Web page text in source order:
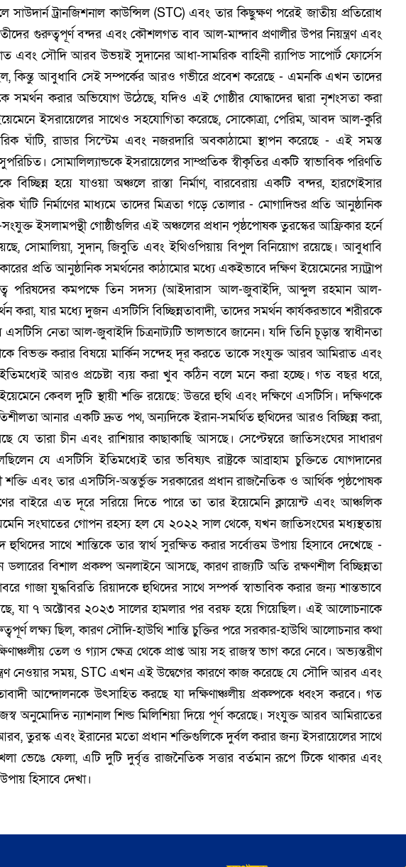
সাউদার্ন ট্রানজিশনাল কাউন্সিল (STC) এবং তার কিছুক্ষণ পরেই জাতীয় প্রতিরোধ
গুরুত্বপূর্ণ বন্দর এবং কৌশলগত বাব আল-মান্দাব প্রণালীর উপর নিয়ন্ত্রণ এবং
এবং সৌদি আরব উভয়ই সুদানের আধা-সামরিক বাহিনী র‍্যাপিড সাপোর্ট ফোর্সেস
কিন্তু আবুধাবি সেই সম্পর্কের আরও গভীরে প্রবেশ করেছে - এমনকি এখন তাদের
সমর্থন করার অভিযোগ উঠেছে, যদিও এই গোষ্ঠীর যোদ্ধাদের দ্বারা নৃশংসতা করা
ইসরায়েলের সাথেও সহযোগিতা করেছে, সোকোত্রা, পেরিম, আবদ আল-কুরি
ঘাঁটি, রাডার সিস্টেম এবং নজরদারি অবকাঠামো স্থাপন করেছে - এই সমস্ত
সোমালিল্যান্ডকে ইসরায়েলের সাম্প্রতিক স্বীকৃতির একটি স্বাভাবিক পরিণতি
হয়ে যাওয়া অঞ্চলে রাস্তা নির্মাণ, বারবেরায় একটি বন্দর, হারগেইসার
ঘাঁটি নির্মাণের মাধ্যমে তাদের মিত্রতা গড়ে তোলার - মোগাদিশুর প্রতি আনুষ্ঠানিক
সংযুক্ত ইসলামপন্থী গোষ্ঠীগুলির এই অঞ্চলের প্রধান পৃষ্ঠপোষক তুরস্কের আফ্রিকার হর্নে
সোমালিয়া, সুদান, জিবুতি এবং ইথিওপিয়ায় বিপুল বিনিয়োগ রয়েছে। আবুধাবি
প্রতি আনুষ্ঠানিক সমর্থনের কাঠামোর মধ্যে একইভাবে দক্ষিণ ইয়েমেনের স্যাট্রাপ
পরিষদের কমপক্ষে তিন সদস্য (আইদারাস আল-জুবাইদি, আব্দুল রহমান আল-
করা, যার মধ্যে দুজন এসটিসি বিচ্ছিন্নতাবাদী, তাদের সমর্থন কার্যকরভাবে শরীরকে
নেতা আল-জুবাইদি চিত্রনাট্যটি ভালভাবে জানেন। যদি তিনি চূড়ান্ত স্বাধীনতা
বিভক্ত করার বিষয়ে মার্কিন সন্দেহ দূর করতে তাকে সংযুক্ত আরব আমিরাত এবং
আরও প্রচেষ্টা ব্যয় করা খুব কঠিন বলে মনে করা হচ্ছে। গত বছর ধরে,
কেবল দুটি স্থায়ী শক্তি রয়েছে: উত্তরে হুথি এবং দক্ষিণে এসটিসি। দক্ষিণকে
আনার একটি দ্রুত পথ, অন্যদিকে ইরান-সমর্থিত হুথিদের আরও বিচ্ছিন্ন করা,
যে তারা চীন এবং রাশিয়ার কাছাকাছি আসছে। সেপ্টেম্বরে জাতিসংঘের সাধারণ
যে এসটিসি ইতিমধ্যেই তার ভবিষ্যৎ রাষ্ট্রকে আব্রাহাম চুক্তিতে যোগদানের
শক্তি এবং তার এসটিসি-অন্তর্ভুক্ত সরকারের প্রধান রাজনৈতিক ও আর্থিক পৃষ্ঠপোষক
বাইরে এত দূরে সরিয়ে দিতে পারে তা তার ইয়েমেনি ক্লায়েন্ট এবং আঞ্চলিক
সংঘাতের গোপন রহস্য হল যে ২০২২ সাল থেকে, যখন জাতিসংঘের মধ্যস্থতায়
সাথে শান্তিকে তার স্বার্থ সুরক্ষিত করার সর্বোত্তম উপায় হিসাবে দেখেছে -
ডলারের বিশাল প্রকল্প অনলাইনে আসছে, কারণ রাজ্যটি অতি রক্ষণশীল বিচ্ছিন্নতা
গাজা যুদ্ধবিরতি রিয়াদকে হুথিদের সাথে সম্পর্ক স্বাভাবিক করার জন্য শান্তভাবে
যা ৭ অক্টোবর ২০২৩ সালের হামলার পর বরফ হয়ে গিয়েছিল। এই আলোচনাকে
লক্ষ্য ছিল, কারণ সৌদি-হাউথি শান্তি চুক্তির পরে সরকার-হাউথি আলোচনার কথা
তেল ও গ্যাস ক্ষেত্র থেকে প্রাপ্ত আয় সহ রাজস্ব ভাগ করে নেবে। অভ্যন্তরীণ
নেওয়ার সময়, STC এখন এই উদ্বেগের কারণে কাজ করেছে যে সৌদি আরব এবং
আন্দোলনকে উৎসাহিত করছে যা দক্ষিণাঞ্চলীয় প্রকল্পকে ধ্বংস করবে। গত
অনুমোদিত ন্যাশনাল শিল্ড মিলিশিয়া দিয়ে পূর্ণ করেছে। সংযুক্ত আরব আমিরাতের
তুরস্ক এবং ইরানের মতো প্রধান শক্তিগুলিকে দুর্বল করার জন্য ইসরায়েলের সাথে
ভেঙে ফেলা, এটি দুটি দুর্বৃত্ত রাজনৈতিক সত্তার বর্তমান রূপে টিকে থাকার এবং
হিসাবে দেখা।